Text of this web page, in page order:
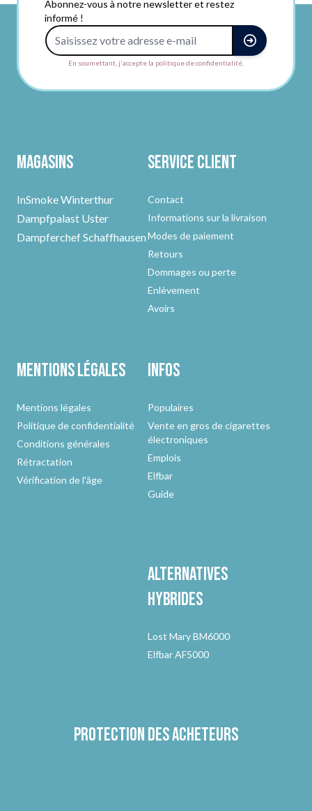
Abonnez-vous à notre newsletter et restez
informé !
En soumettant, j'accepte la politique de confidentialité.
Magasins
InSmoke Winterthur
Dampfpalast Uster
Dampferchef Schaffhausen
Service client
Contact
Informations sur la livraison
Modes de paiement
Retours
Dommages ou perte
Enlèvement
Avoirs
Mentions légales
Mentions légales
Politique de confidentialité
Conditions générales
Rétractation
Vérification de l'âge
Infos
Populaires
Vente en gros de cigarettes
électroniques
Emplois
Elfbar
Guide
Alternatives
hybrides
Lost Mary BM6000
Elfbar AF5000
Protection des acheteurs